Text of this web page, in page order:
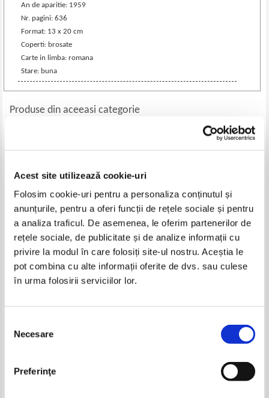
Acest site utilizează cookie-uri
Folosim cookie-uri pentru a personaliza conținutul și
anunțurile, pentru a oferi funcții de rețele sociale și pentru
a analiza traficul. De asemenea, le oferim partenerilor de
rețele sociale, de publicitate și de analize informații cu
privire la modul în care folosiți site-ul nostru. Aceștia le
pot combina cu alte informații oferite de dvs. sau culese
în urma folosirii serviciilor lor.
consimțământului
Necesare
Preferinţe
An de aparitie: 1959
Nr. pagini: 636
Format: 13 x 20 cm
Coperti: brosate
Carte in limba: romana
Stare: buna
Produse din aceeasi categorie
Sherlyn Shade - O lady de masa.
Elizabeth Gilbert - Mananca,
-30%